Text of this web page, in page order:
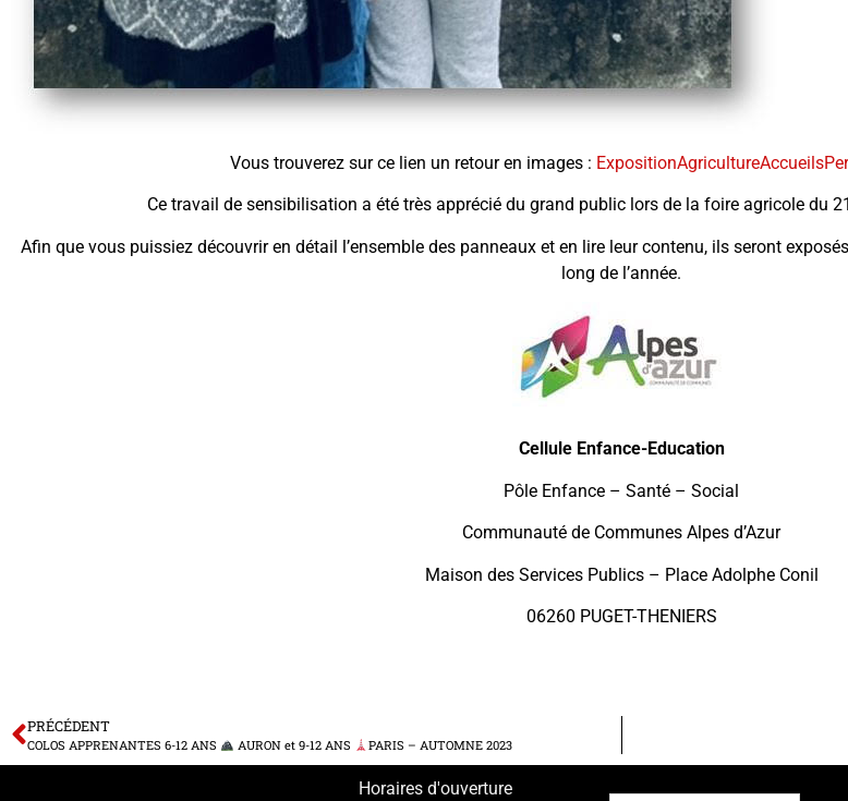
Vous trouverez sur ce lien un retour en images :
Ce travail de sensibilisation a été très apprécié du grand public lors de la foire agricole du
Afin que vous puissiez découvrir en détail l’ensemble des panneaux et en lire leur contenu, ils seront
long de l’année.
Cellule Enfance-Education
Pôle Enfance – Santé – Social
Communauté de Communes Alpes d’Azur
Maison des Services Publics – Place Adolphe Conil
06260 PUGET-THENIERS
PRÉCÉDENT
COLOS APPRENANTES 6-12 ANS AURON et 9-12 ANS PARIS – AUTOMNE 2023
Horaires d'ouverture